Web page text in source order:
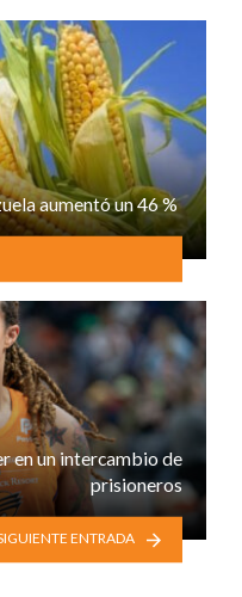
aumentó un 46 %
en un intercambio de
prisioneros
ENTRADA